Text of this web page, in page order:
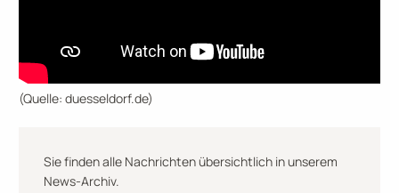
(Quelle: duesseldorf.de)
Sie finden alle Nachrichten übersichtlich in unserem
News-Archiv.